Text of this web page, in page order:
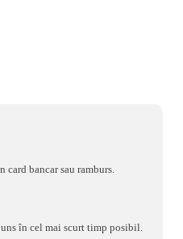
bancar sau ramburs.
în cel mai scurt timp posibil.